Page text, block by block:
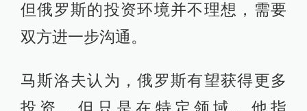
但俄罗斯的投资环境并不理想，需要
双方进一步沟通。
马斯洛夫认为，俄罗斯有望获得更多